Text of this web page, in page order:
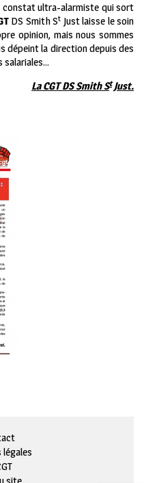
constat ultra-alarmiste qui sort
DS Smith St Just laisse le soin
opinion, mais nous sommes
dépeint la direction depuis des
salariales…
La CGT DS Smith StJust.
légales